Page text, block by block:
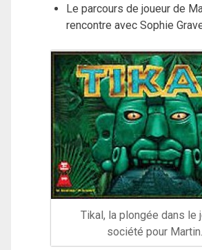
Le parcours de joueur de
rencontre avec Sophie
Tikal, la plongée dans le
société pour Martin.